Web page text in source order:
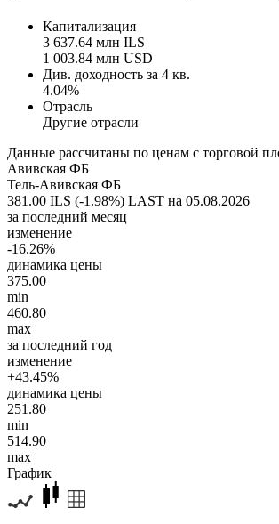
Капитализация
3 637.64 млн ILS
1 003.84 млн USD
Див. доходность за 4 кв.
4.04%
Отрасль
Другие отрасли
Данные рассчитаны по ценам с торговой
Авивская ФБ
Тель-Авивская ФБ
381.00 ILS (-1.98%) LAST на 05.08.2026
за последний месяц
изменение
-16.26%
динамика цены
375.00
min
460.80
max
за последний год
изменение
+43.45%
динамика цены
251.80
min
514.90
max
График